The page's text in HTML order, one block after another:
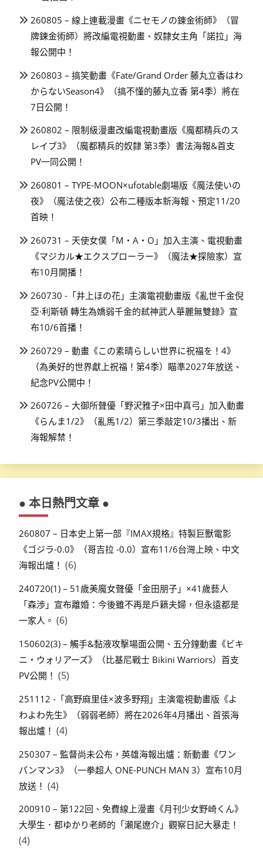
260805 – 線上連載漫畫《ニセモノの錬金術師》（冒
牌鍊金術師）將改編電視動畫、奴隸女主角「諾拉」海
報公開中！
260803 – 搞笑動畫《Fate/Grand Order 藤丸立香はわ
からないSeason4》（搞不懂的藤丸立香 第4季）將在
7日公開！
260802 – 限制級漫畫改編電視動畫版《魔都精兵のス
レイブ3》（魔都精兵的奴隸 第3季）書法海報&首支
PV一同公開！
260801 – TYPE-MOON×ufotable劇場版《魔法使いの
夜》（魔法使之夜）公布二種版本新海報、預定11/20
首映！
260731 – 天使女僕「M・A・O」加入主演、電視動畫
《マジカル★エクスプローラー》（魔法★探險家）宣
布10月開播！
260730 -「井上ほの花」主演電視動畫版《亂世千金倪
亞·利斯頓 轉生為嬌弱千金的弒神武人華麗無雙錄》宣
布10/6首播！
260729 – 動畫《この素晴らしい世界に祝福を！4》
（為美好的世界獻上祝福！第4季）瞄準2027年放送、
紀念PV公開中！
260726 – 大御所聲優「野沢雅子×田中真弓」加入動畫
《らんま1/2》（亂馬1/2）第三季敲定10/3播出、新
海報解禁！
● 本日熱門文章 ●
260807 – 日本史上第一部『IMAX規格』特製巨獸電影
《ゴジラ-0.0》（哥吉拉 -0.0）宣布11/6台灣上映、中文
海報出爐！ (6)
240720(1) – 51歲美魔女聲優「金田朋子」×41歲藝人
「森渉」宣布離婚：今後雖不再是戶籍夫婦，但永遠都是
一家人。 (6)
150602(3) – 觸手&黏液攻擊場面公開、五分鐘動畫《ビキ
ニ・ウォリアーズ》（比基尼戰士 Bikini Warriors）首支
PV公開！ (5)
251112 -「高野麻里佳×波多野翔」主演電視動畫版《よ
わよわ先生》（弱弱老師）將在2026年4月播出、首張海
報出爐！ (4)
250307 – 監督尚未公布，英雄海報出爐：新動畫《ワン
パンマン3》（一拳超人 ONE-PUNCH MAN 3）宣布10月
放送！ (4)
200910 – 第122回、免費線上漫畫《月刊少女野崎くん》
大學生．都ゆかり老師的「瀬尾遼介」觀察日記大暴走！
(4)